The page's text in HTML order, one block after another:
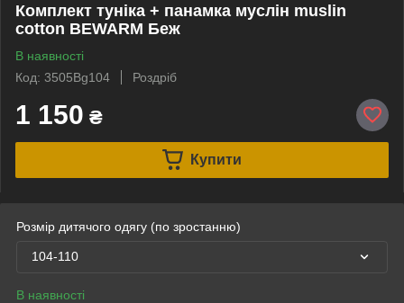
Комплект туніка + панамка муслін muslin
cotton BEWARM Беж
В наявності
Код: 3505Bg104
Роздріб
1 150 ₴
Купити
Розмір дитячого одягу (по зростанню)
104-110
В наявності